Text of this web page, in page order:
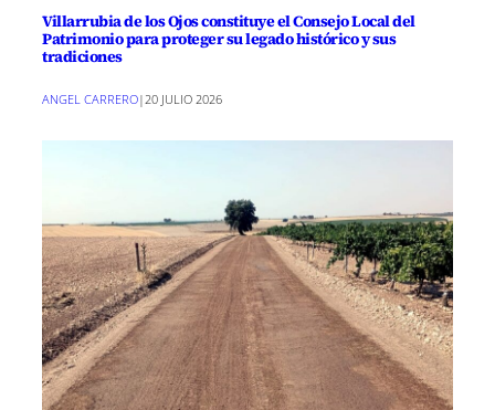
Villarrubia de los Ojos constituye el Consejo Local del
Patrimonio para proteger su legado histórico y sus
tradiciones
ANGEL CARRERO| 20 JULIO 2026